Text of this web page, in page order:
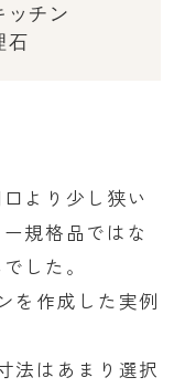
ッチン
石
より少し狭い
規格品ではな
した。
を作成した実例
法はあまり選択